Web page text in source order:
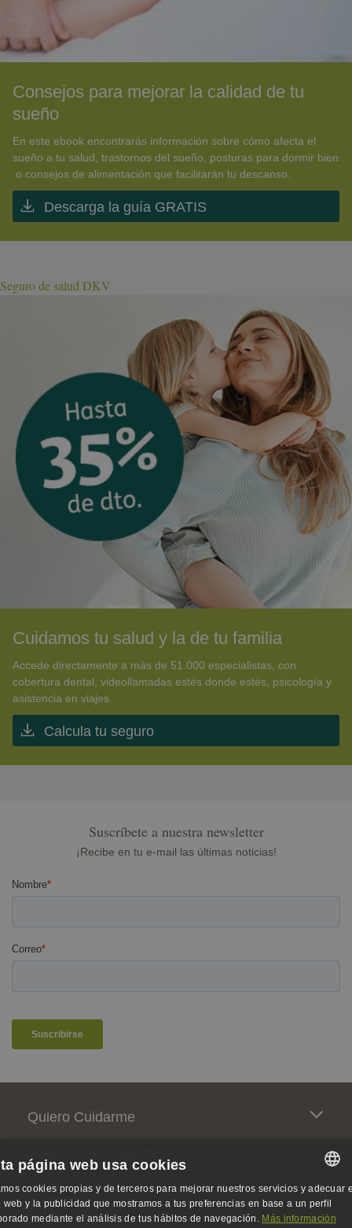
Consejos para mejorar la calidad de tu
sueño
En este ebook encontrarás información sobre cómo afecta el
sueño a tu salud, trastornos del sueño, posturas para dormir bien
o consejos de alimentación que facilitarán tu descanso.
Descarga la guía GRATIS
Seguro de salud DKV
Cuidamos tu salud y la de tu familia
Accede directamente a más de 51.000 especialistas, con
cobertura dental, videollamadas estés donde estés, psicología y
asistencia en viajes.
Calcula tu seguro
Suscríbete a nuestra newsletter
¡Recibe en tu e-mail las últimas noticias!
Pie de página
Quiero Cuidarme
Seguros para profesionales
Somos activistas de la salud
SPANISH
página web usa cookies
cookies propias y de terceros para mejorar nuestros servicios y adecuar
web y la publicidad que mostramos a tus preferencias en base a un perfil
mediante el análisis de tus hábitos de navegación. Más información